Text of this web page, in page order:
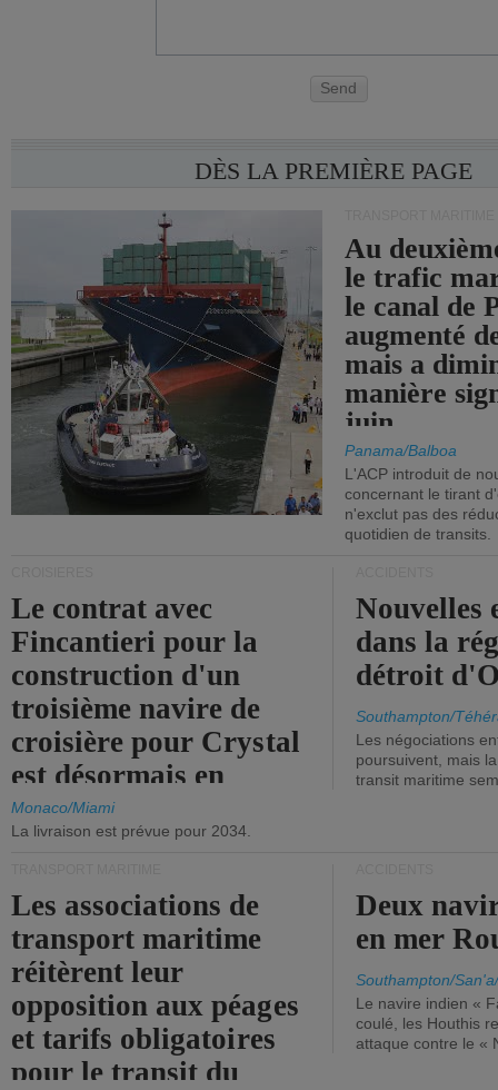
Send
DÈS LA PREMIÈRE PAGE
Au
le trafic
le canal de
augmenté
mais a
manière
juin.
Panama/Balboa
L'ACP introduit de
concernant le tirant
n'exclut pas des
quotidien de transits.
Le contrat avec
Fincantieri pour la
construction d'un
troisième navire de
croisière pour Crystal
est désormais en
vigueur.
Monaco/Miami
La livraison est prévue pour 2034.
Nouvelles
dans la
détroit
Southampton/
Les négociations
poursuivent, mais
transit maritime
Les associations de
transport maritime
réitèrent leur
opposition aux péages
et tarifs obligatoires
pour le transit du
Deux
en mer
Southampton/
Le navire indien «
coulé, les Houthis
attaque contre le «